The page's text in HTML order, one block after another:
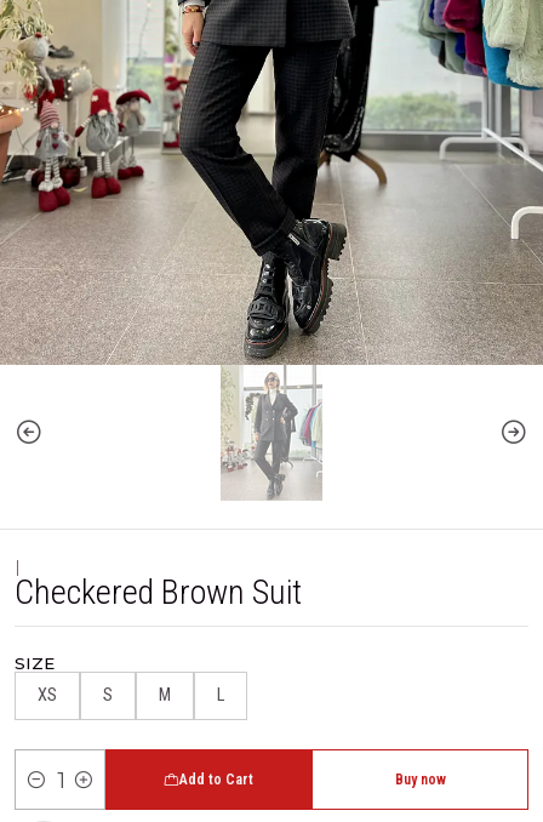
|
Checkered Brown Suit
SIZE
XS S M L
Quantity
Add to Cart Buy now